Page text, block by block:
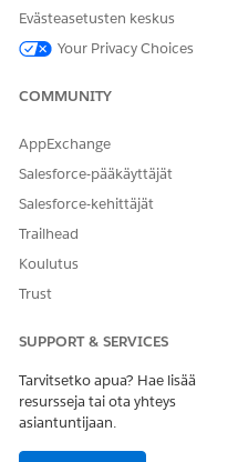
Pakottaa kenttätason
Omnistudio-
suorittamien SOQL-
RATKAISIKO TÄMÄ
Anna palautetta,
Evästeasetusten keskus
Your Privacy Choices
COMMUNITY
AppExchange
Salesforce-pääkäyttäjät
Salesforce-kehittäjät
Trailhead
Koulutus
Trust
SUPPORT & SERVICES
Tarvitsetko apua? Hae lisää
resursseja tai ota yhteys
asiantuntijaan.